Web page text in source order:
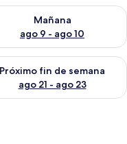
8 - ago 9
Mañana
ago 9 - ago 10
la disponibilidad
de semana ago 14 -
Próximo fin de semana
ago 21 - ago 23
la disponibilidad